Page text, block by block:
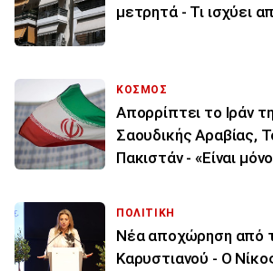
μετρητά - Τι ισχύει
ΚΟΣΜΟΣ
Απορρίπτει το Ιράν
Σαουδικής Αραβίας,
Πακιστάν - «Είναι
ΠΟΛΙΤΙΚΗ
Νέα αποχώρηση από
Καρυστιανού - Ο